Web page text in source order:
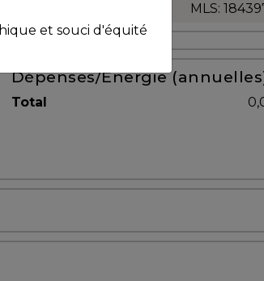
MLS:
Dépenses/Énergie
Total
et souci d'équité